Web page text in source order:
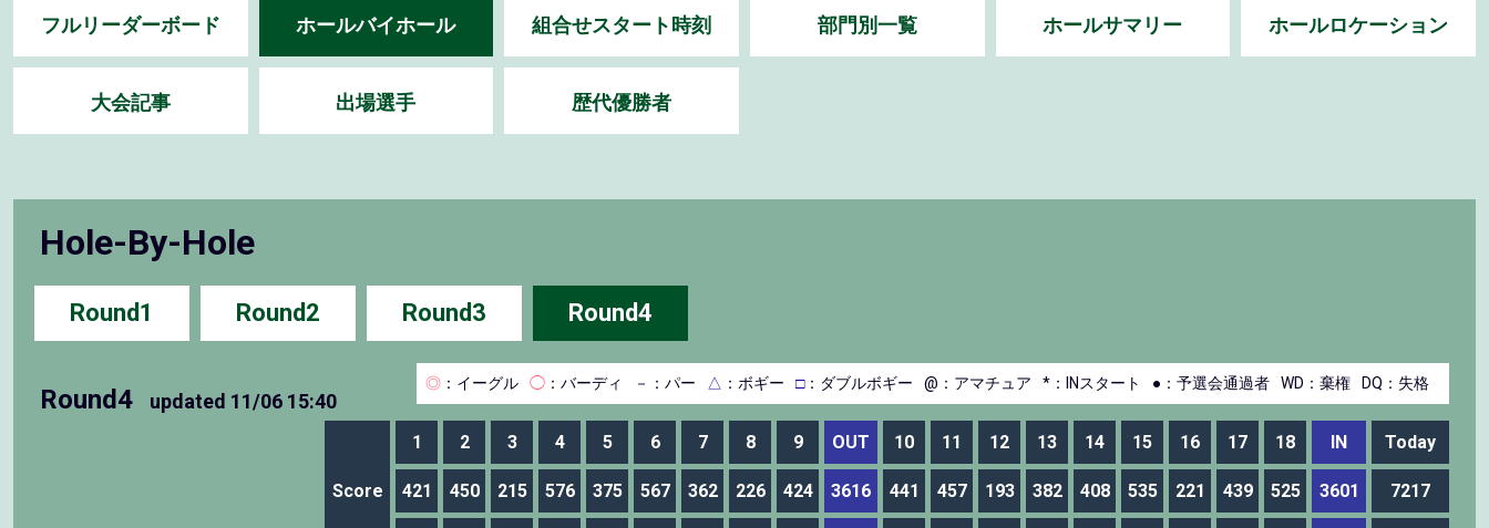
フルリーダーボード ホールバイホール 組合せスタート時刻 部門別一覧 ホールサマリー ホールロケーション
大会記事 出場選手 歴代優勝者
Hole-By-Hole
Round1 Round2 Round3 Round4
Round4 updated 11/06 15:40
◎ ：イーグル ◯ ：バーディ － ：パー △ ：ボギー □：ダブルボギー @：アマチュア *：INスタート ●：予選会通過者 WD：棄権 DQ：失格
Score
1 2 3 4 5 6 7 8 9 OUT 10 11 12 13 14 15 16 17 18 IN Today
421 450 215 576 375 567 362 226 424 3616 441 457 193 382 408 535 221 439 525 3601 7217